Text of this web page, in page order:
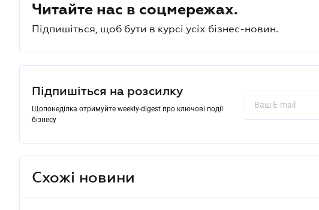
Читайте нас в соцмережах.
Підпишіться, щоб бути в курсі усіх бізнес-новин.
Підпишіться на розсилку
Щопонеділка отримуйте weekly-digest про ключові події
бізнесу
Схожі новини